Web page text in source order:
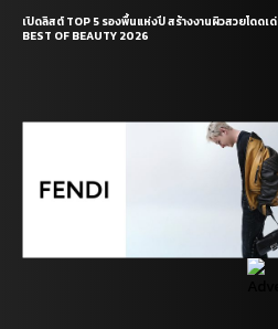
เปิดลิสต์ TOP 5 รองพื้นแห่งปี สร้างงานผิวสวยโดดเ
BEST OF BEAUTY 2026